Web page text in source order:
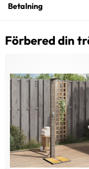
Betalning
Förbered din